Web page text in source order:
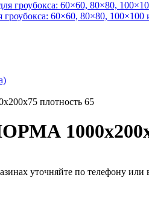
60×60, 80×80, 100×100
плотность 65
уточняйте по телефону или